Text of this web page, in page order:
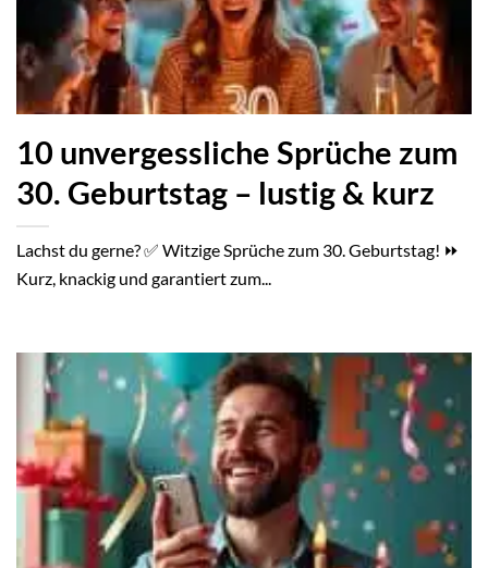
10 unvergessliche Sprüche zum
30. Geburtstag – lustig & kurz
Lachst du gerne? ✅ Witzige Sprüche zum 30. Geburtstag! ⏩
Kurz, knackig und garantiert zum...